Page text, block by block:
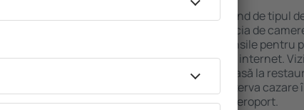
Facilitățile proprietăţilor în Sa Pobla depind de tipul
de numărul de stele. Oaspeții pot beneficia de
chicinetă, balcon, aer condiționat, ustensile pentru
ceaiului şi a cafelei, prosoape și acces la internet.
avea parcare gratuită, pot comanda o masă la
alege un hotel cu piscină. În plus, pot rezerva cazare
la proprietăți care oferă transport de la aeroport.